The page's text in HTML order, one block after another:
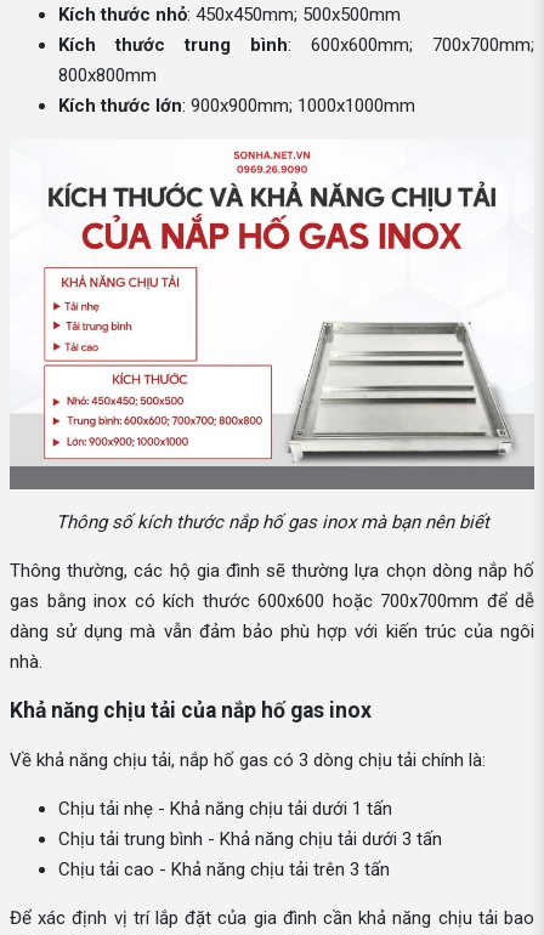
Kích thước nhỏ: 450x450mm; 500x500mm
Kích thước trung bình: 600x600mm; 700x700mm;
800x800mm
Kích thước lớn: 900x900mm; 1000x1000mm
Thông số kích thước nắp hố gas inox mà bạn nên biết
Thông thường, các hộ gia đình sẽ thường lựa chọn dòng nắp hố
gas bằng inox có kích thước 600x600 hoặc 700x700mm để dễ
dàng sử dụng mà vẫn đảm bảo phù hợp với kiến trúc của ngôi
nhà.
Khả năng chịu tải của nắp hố gas inox
Về khả năng chịu tải, nắp hố gas có 3 dòng chịu tải chính là:
Chịu tải nhẹ - Khả năng chịu tải dưới 1 tấn
Chịu tải trung bình - Khả năng chịu tải dưới 3 tấn
Chịu tải cao - Khả năng chịu tải trên 3 tấn
Để xác định vị trí lắp đặt của gia đình cần khả năng chịu tải bao